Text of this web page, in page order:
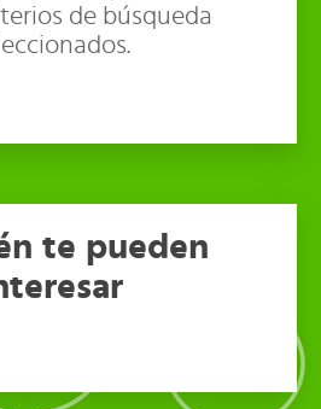
de búsqueda
te pueden